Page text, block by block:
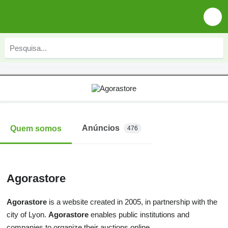
Quem somos Anúncios 476
Agorastore
Agorastore is a website created in 2005, in partnership with the
city of Lyon. Agorastore enables public institutions and